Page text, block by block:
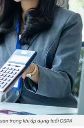
trọng khi áp dụng tuổi CSPA